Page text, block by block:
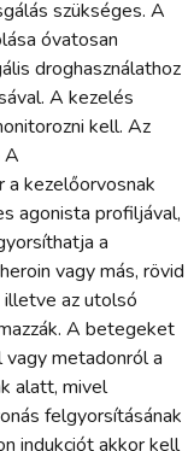
szükséges. A
óvatosan
droghasználathoz
A kezelés
kell. Az
A
kezelőorvosnak
agonista profiljával,
a
vagy más, rövid
illetve az utolsó
A betegeket
metadonról a
alatt, mivel
felgyorsításának
indukciót akkor kell